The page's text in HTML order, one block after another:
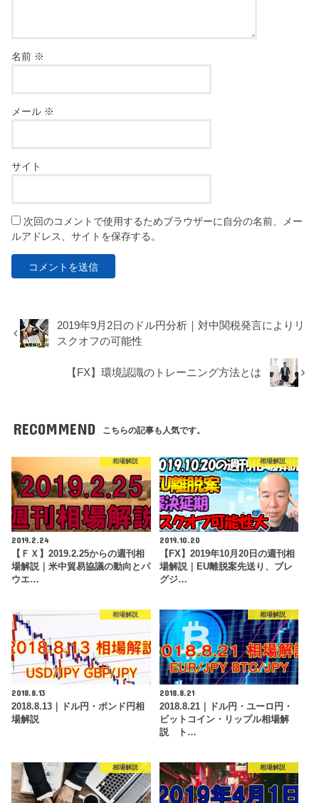
名前 ※
メール ※
サイト
次回のコメントで使用するためブラウザーに自分の名前、メー
ルアドレス、サイトを保存する。
2019年9月2日のドル円分析｜対中関税発言によりリ
スクオフの可能性
【FX】環境認識のトレーニング方法とは
RECOMMEND こちらの記事も人気です。
相場解説
2019.2.24
【ＦＸ】2019.2.25からの週刊相
場解説｜米中貿易協議の動向とパ
ウエ…
相場解説
2019.10.20
【FX】2019年10月20日の週刊相
場解説｜EU離脱案先送り、ブレ
グジ…
相場解説
2018.8.13
2018.8.13｜ドル円・ポンド円相
場解説
相場解説
2018.8.21
2018.8.21｜ドル円・ユーロ円・
ビットコイン・リップル相場解
説 ト…
相場解説 相場解説